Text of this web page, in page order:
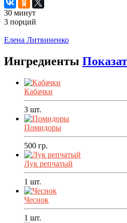
30 минут
3 порций
Елена Литвиненко
Ингредиенты
Кабачки
3 шт.
Помидоры
500 гр.
Лук репчатый
1 шт.
Чеснок
1 шт.